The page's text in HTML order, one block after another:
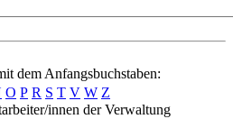
dem Anfangsbuchstaben:
O P R S T V W Z
innen der Verwaltung